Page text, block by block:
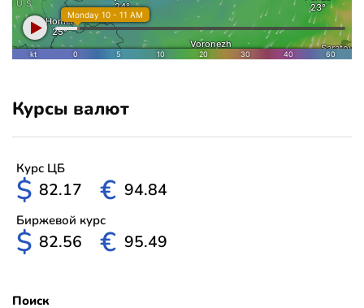
Курсы валют
Курс ЦБ
$ 82.17 € 94.84
Биржевой курс
$ 82.56 € 95.49
Поиск